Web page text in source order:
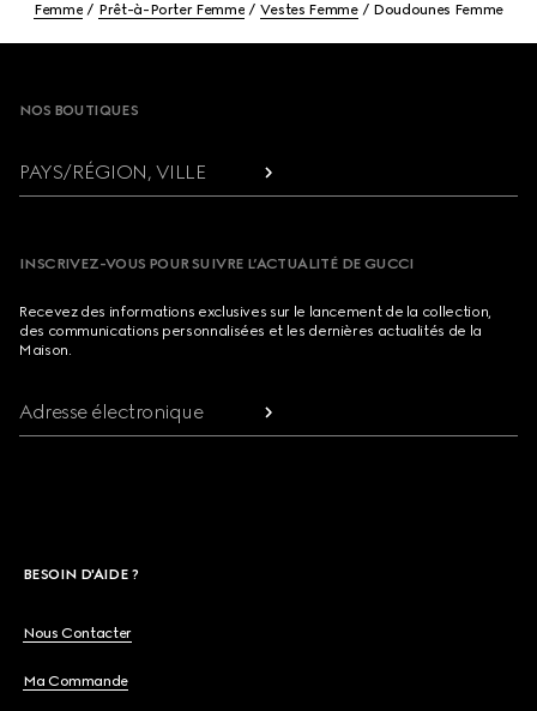
Femme Prêt-à-Porter Femme Vestes Femme Doudounes Femme
NOS BOUTIQUES
PAYS/RÉGION, VILLE
INSCRIVEZ-VOUS POUR SUIVRE L’ACTUALITÉ DE GUCCI
Recevez des informations exclusives sur le lancement de la collection,
des communications personnalisées et les dernières actualités de la
Maison.
Adresse électronique
BESOIN D'AIDE ?
Nous Contacter
Ma Commande